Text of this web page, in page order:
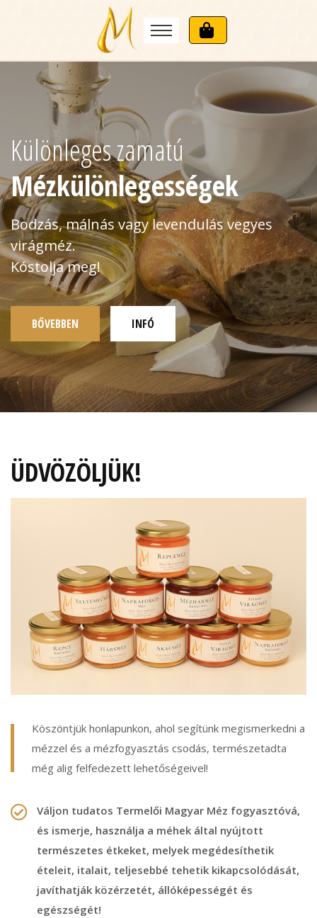
Különleges zamatú
Mézkülönlegességek
Bodzás, málnás vagy levendulás vegyes
virágméz.
Kóstolja meg!
BŐVEBBEN INFÓ
ÜDVÖZÖLJÜK!
Köszöntjük honlapunkon, ahol segítünk megismerkedni a
mézzel és a mézfogyasztás csodás, természetadta
még alig felfedezett lehetőségeivel!
Váljon tudatos Termelői Magyar Méz fogyasztóvá,
és ismerje, használja a méhek által nyújtott
természetes étkeket, melyek megédesíthetik
ételeit, italait, teljesebbé tehetik kikapcsolódását,
javíthatják közérzetét, állóképességét és
egészségét!